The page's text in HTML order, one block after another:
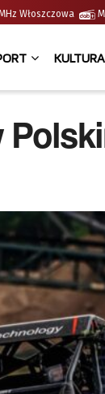
Włoszczowa
KULTURA